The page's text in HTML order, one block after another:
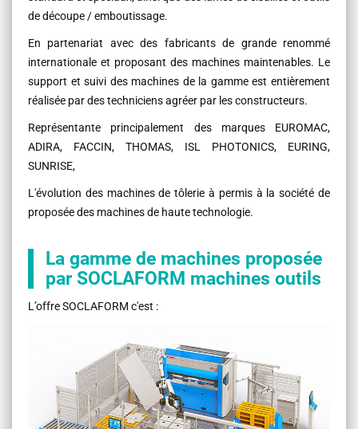
de découpe / emboutissage.
En partenariat avec des fabricants de grande renommé
internationale et proposant des machines maintenables. Le
support et suivi des machines de la gamme est entièrement
réalisée par des techniciens agréer par les constructeurs.
Représentante principalement des marques EUROMAC,
ADIRA, FACCIN, THOMAS, ISL PHOTONICS, EURING,
SUNRISE,
L'évolution des machines de tôlerie à permis à la société de
proposée des machines de haute technologie.
La gamme de machines proposée
par SOCLAFORM machines outils
L’offre SOCLAFORM c'est :